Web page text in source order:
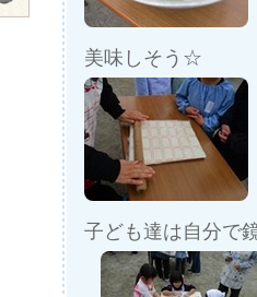
美味しそう☆
子ども達は自分で